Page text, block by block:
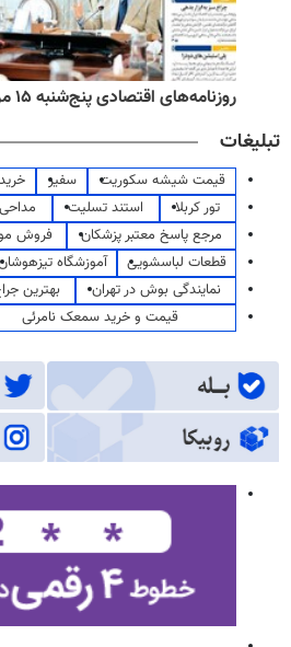
روزنامه‌های اقتصادی پنج‌شنبه ۱۵ مرداد ۱۴۰۵
تبلیغات
قیمت شیشه سکوریت سفیر
تور کربلا
استند تسلیت
مرجع پاسخ معتبر پزشکان
فروش
قطعات لباسشویی
آموزشگاه
نمایندگی بوش در تهران
بهترین
قیمت و خرید سمعک نامرئی